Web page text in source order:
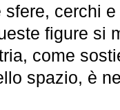
cerchi
figure si
come
spazio, è